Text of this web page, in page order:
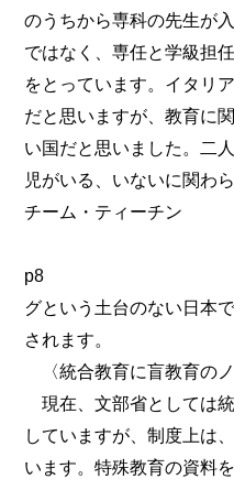
のうちから専科の先生が
ではなく、専任と学級担
をとっています。イタリ
だと思いますが、教育に
い国だと思いました。二
児がいる、いないに関わ
チーム・ティーチン
p8
グという土台のない日本
されます。
〈統合教育に盲教育のノ
現在、文部省としては
していますが、制度上は
います。特殊教育の資料